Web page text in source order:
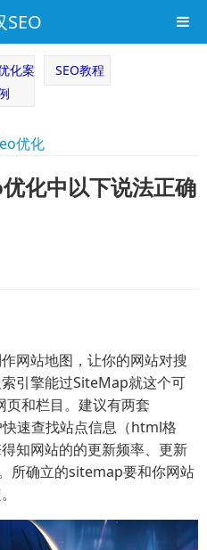
SEO
化案
SEO教程
优化
化中以下说法正确
网站地图，让你的网站对搜
引擎能过SiteMap就这个可
和栏目。建议有两套
速查找站点信息（html格
知网站的的更新频率、更新
所确立的sitemap要和你网站